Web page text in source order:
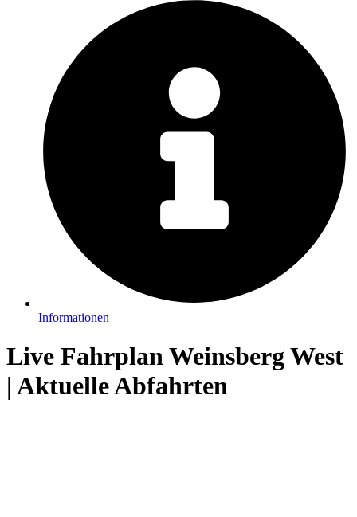
Informationen
Live Fahrplan Weinsberg West
| Aktuelle Abfahrten